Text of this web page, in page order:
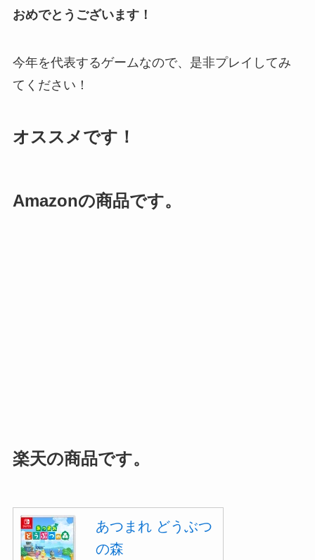
おめでとうございます！
今年を代表するゲームなので、是非プレイしてみ
てください！
オススメです！
Amazonの商品です。
楽天の商品です。
あつまれ どうぶつ
の森